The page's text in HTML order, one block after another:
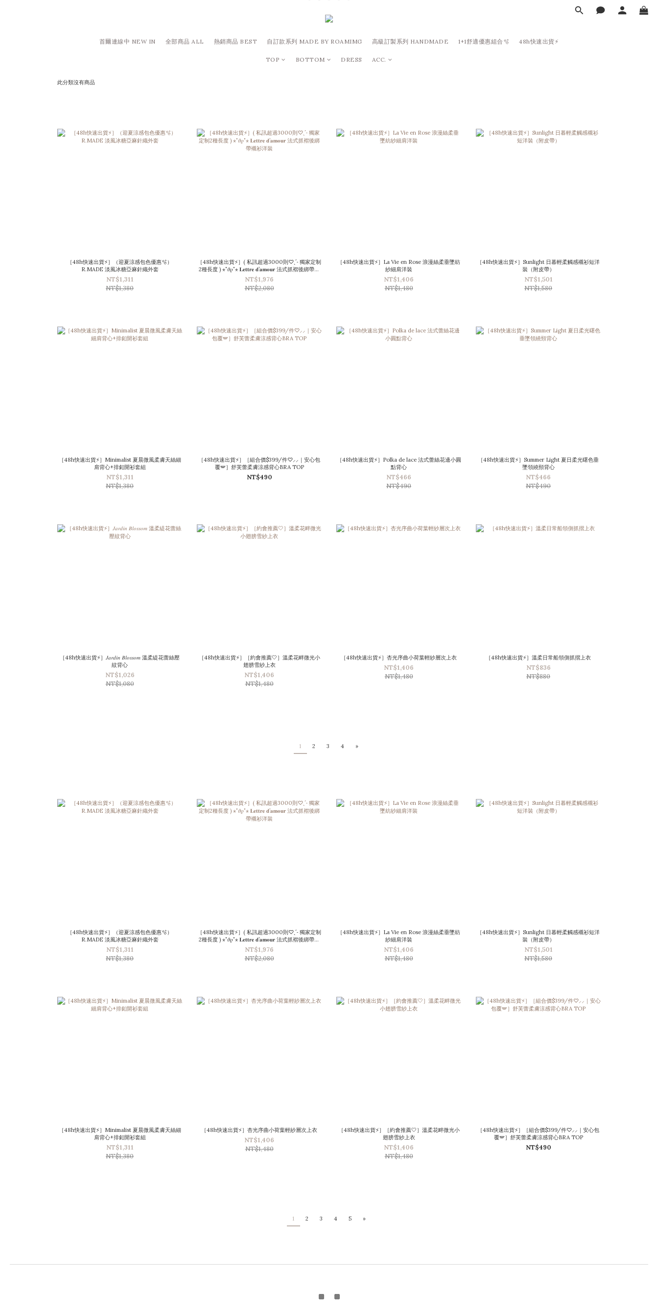
首爾連線中 NEW IN 全部商品 ALL 熱銷商品 BEST 自訂款系列 MADE BY ROAMIMG 高級訂製系列 HANDMADE 1+1舒適優惠組合🫧 48h快速出貨⚡
TOP BOTTOM DRESS ACC.
此分類沒有商品
［48h快速出貨⚡］（迎夏涼感包色優惠🫧）
R.MADE 淡風冰糖亞麻針織外套
NT$1,311
NT$1,380
［48h快速出貨⚡］( 私訊超過3000則♡ˎˊ˗ 獨家定制
2種長度 ) ⋆˚𝜗𝜚˚⋆ 𝐋𝐞𝐭𝐭𝐫𝐞 𝐝’𝐚𝐦𝐨𝐮𝐫 法式抓褶後綁帶襯
衫洋裝
NT$1,976
NT$2,080
［48h快速出貨⚡］La Vie en Rose 浪漫絲柔垂墜紡
紗細肩洋裝
NT$1,406
NT$1,480
［48h快速出貨⚡］Sunlight 日暮輕柔觸感襯衫短洋
裝（附皮帶）
NT$1,501
NT$1,580
［48h快速出貨⚡］Minimalist 夏晨微風柔膚天絲細
肩背心+排釦開衫套組
NT$1,311
NT$1,380
［48h快速出貨⚡］［組合價$399/件♡⸝⸝｜安心包
覆🪽］舒芙蕾柔膚涼感背心BRA TOP
NT$490
［48h快速出貨⚡］Polka de lace 法式蕾絲花邊小圓
點背心
NT$466
NT$490
［48h快速出貨⚡］Summer Light 夏日柔光曙色垂
墜領繞頸背心
NT$466
NT$490
［48h快速出貨⚡］𝐽𝑎𝑟𝑑𝑖𝑛 𝐵𝑙𝑜𝑠𝑠𝑜𝑚 溫柔緹花蕾絲壓
紋背心
NT$1,026
NT$1,080
［48h快速出貨⚡］［約會推薦🤍］溫柔花畔微光小
翅膀雪紗上衣
NT$1,406
NT$1,480
［48h快速出貨⚡］杏光序曲小荷葉輕紗層次上衣
NT$1,406
NT$1,480
［48h快速出貨⚡］溫柔日常船領側抓摺上衣
NT$836
NT$880
1 2 3 4 »
［48h快速出貨⚡］（迎夏涼感包色優惠🫧）
R.MADE 淡風冰糖亞麻針織外套
NT$1,311
NT$1,380
［48h快速出貨⚡］( 私訊超過3000則♡ˎˊ˗ 獨家定制
2種長度 ) ⋆˚𝜗𝜚˚⋆ 𝐋𝐞𝐭𝐭𝐫𝐞 𝐝’𝐚𝐦𝐨𝐮𝐫 法式抓褶後綁帶襯
衫洋裝
NT$1,976
NT$2,080
［48h快速出貨⚡］La Vie en Rose 浪漫絲柔垂墜紡
紗細肩洋裝
NT$1,406
NT$1,480
［48h快速出貨⚡］Sunlight 日暮輕柔觸感襯衫短洋
裝（附皮帶）
NT$1,501
NT$1,580
［48h快速出貨⚡］Minimalist 夏晨微風柔膚天絲細
肩背心+排釦開衫套組
NT$1,311
NT$1,380
［48h快速出貨⚡］杏光序曲小荷葉輕紗層次上衣
NT$1,406
NT$1,480
［48h快速出貨⚡］［約會推薦🤍］溫柔花畔微光小
翅膀雪紗上衣
NT$1,406
NT$1,480
［48h快速出貨⚡］［組合價$399/件♡⸝⸝｜安心包
覆🪽］舒芙蕾柔膚涼感背心BRA TOP
NT$490
1 2 3 4 5 »